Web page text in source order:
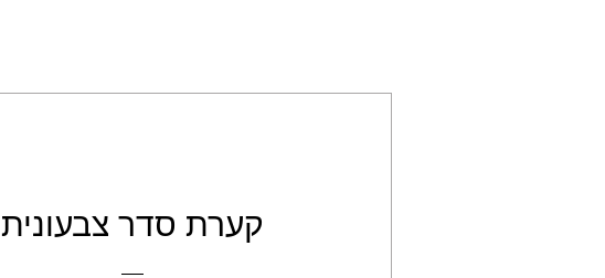
קערת סדר צבעונית